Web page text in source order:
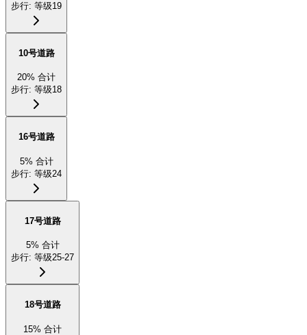
步行: 等级19
10号道路
20% 合计
步行: 等级18
16号道路
5% 合计
步行: 等级24
17号道路
5% 合计
步行: 等级25-27
18号道路
15% 合计